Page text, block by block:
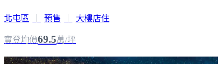
北屯區 預售 大樓店住
實登均價69.5萬/坪